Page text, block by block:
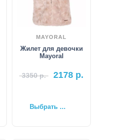
MAYORAL
Жилет для девочки
Mayoral
3350р. 2178 р.
Выбрать ...